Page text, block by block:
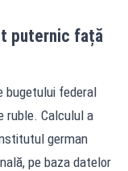
puternic față
bugetului federal
ruble. Calculul a
german
pe baza datelor